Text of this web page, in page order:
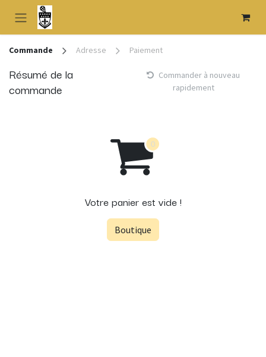
Se rendre au contenu
Commande Adresse Paiement
Résumé de la
commande
Commander à nouveau
rapidement
Votre panier est vide !
Boutique